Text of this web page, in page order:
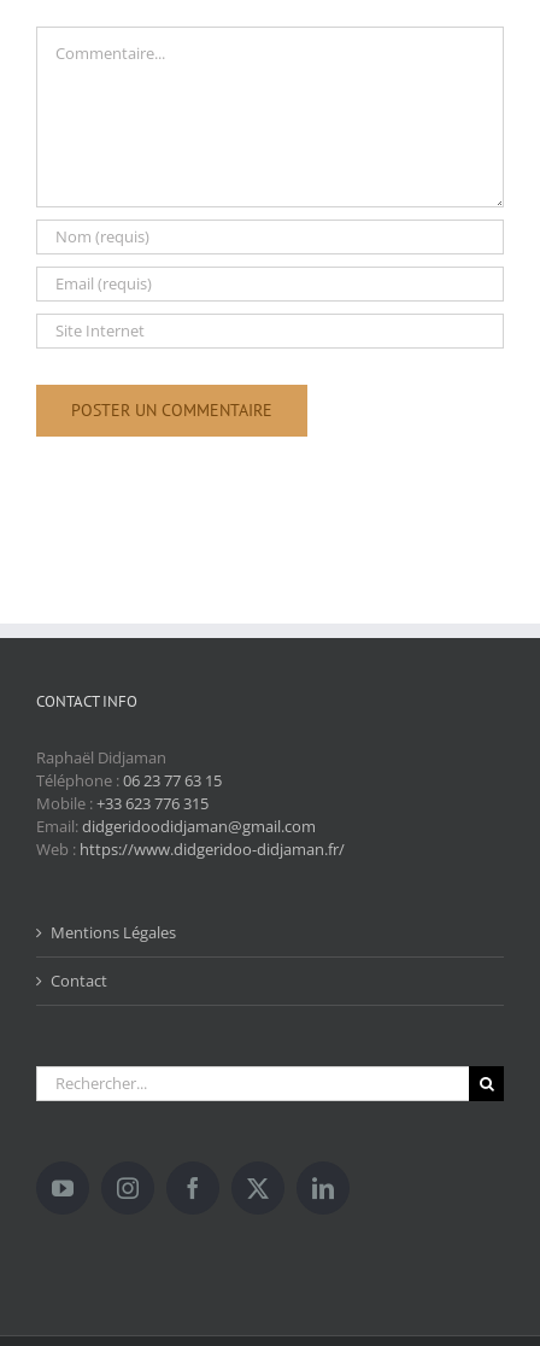
CONTACT INFO
Raphaël Didjaman
Téléphone :06 23 77 63 15
Mobile :+33 623 776 315
Email:didgeridoodidjaman@gmail.com
Web : https://www.didgeridoo-didjaman.fr/
Mentions Légales
Contact
Rechercher: